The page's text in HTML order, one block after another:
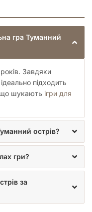
гра Туманний
Завдяки
підходить
що шукають ігри для
острів?
гри?
за